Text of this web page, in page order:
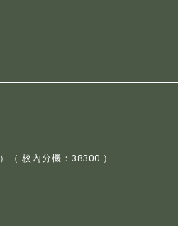
）（ 校內分機：38300 ）